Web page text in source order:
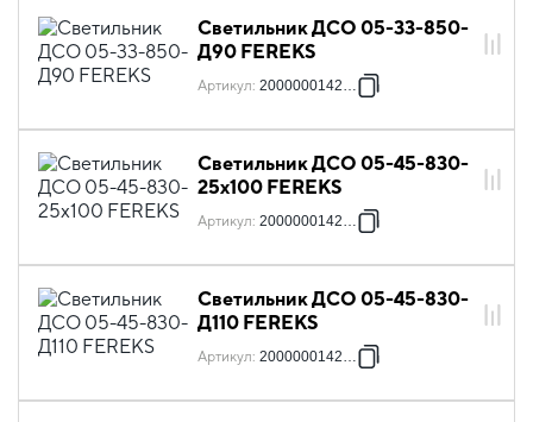
Светильник ДСО 05-33-850-
Д90 FEREKS
Артикул: 2000000142708
Светильник ДСО 05-45-830-
25x100 FEREKS
Артикул: 2000000142739
Светильник ДСО 05-45-830-
Д110 FEREKS
Артикул: 2000000142753